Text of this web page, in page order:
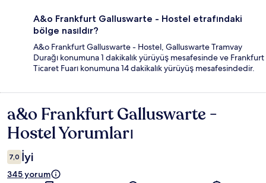
A&o Frankfurt Galluswarte - Hostel etrafındaki
bölge nasıldır?
A&o Frankfurt Galluswarte - Hostel, Galluswarte Tramvay
Durağı konumuna 1 dakikalık yürüyüş mesafesinde ve Frankfurt
Ticaret Fuarı konumuna 14 dakikalık yürüyüş mesafesindedir.
Yorumlar
a&o Frankfurt Galluswarte -
Hostel Yorumları
7,0 İyi
345 yorum